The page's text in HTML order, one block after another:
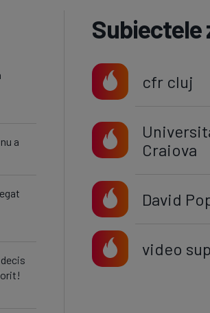
a
Subiectele
cfr cluj
Craiova
David
video